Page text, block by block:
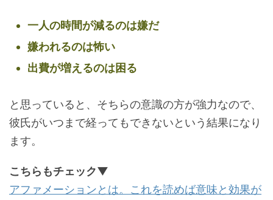
一人の時間が減るのは嫌だ
嫌われるのは怖い
出費が増えるのは困る
と思っていると、そちらの意識の方が強力なので、
彼氏がいつまで経ってもできないという結果になり
ます。
こちらもチェック▼
アファメーションとは。これを読めば意味と効果が